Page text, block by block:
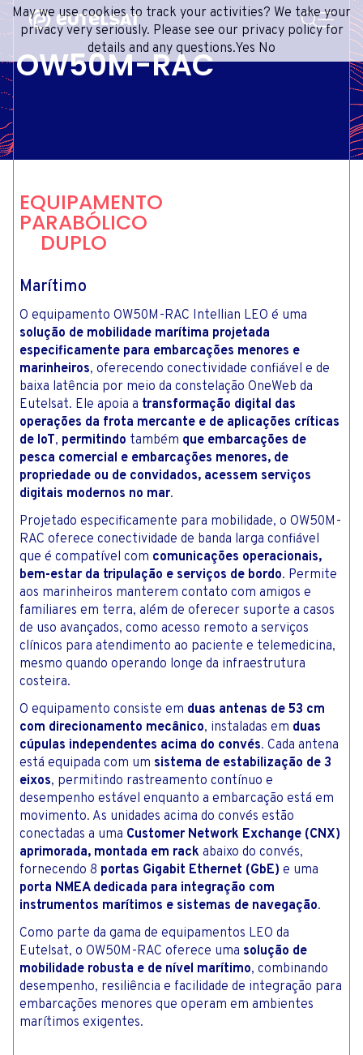
Content
Menu
Footer
SERVIÇOS DE SATÉLITE
MÍDIA
ENTRE EM CONTATO
EXTRANET
FRENCH
PESQUISA
OW50M-RAC
EQUIPAMENTO
PARABÓLICO
DUPLO
Marítimo
O equipamento OW50M-RAC Intellian LEO é uma
solução de mobilidade marítima projetada
especificamente para embarcações menores e
marinheiros, oferecendo conectividade confiável e de
baixa latência por meio da constelação OneWeb da
Eutelsat. Ele apoia a transformação digital das
operações da frota mercante e de aplicações críticas
de IoT, permitindo também que embarcações de
pesca comercial e embarcações menores, de
propriedade ou de convidados, acessem serviços
digitais modernos no mar.
Projetado especificamente para mobilidade, o OW50M-
RAC oferece conectividade de banda larga confiável
que é compatível com comunicações operacionais,
bem-estar da tripulação e serviços de bordo. Permite
aos marinheiros manterem contato com amigos e
familiares em terra, além de oferecer suporte a casos
de uso avançados, como acesso remoto a serviços
clínicos para atendimento ao paciente e telemedicina,
mesmo quando operando longe da infraestrutura
costeira.
O equipamento consiste em duas antenas de 53 cm
com direcionamento mecânico, instaladas em duas
cúpulas independentes acima do convés. Cada antena
está equipada com um sistema de estabilização de 3
eixos, permitindo rastreamento contínuo e
desempenho estável enquanto a embarcação está em
movimento. As unidades acima do convés estão
conectadas a uma Customer Network Exchange (CNX)
aprimorada, montada em rack abaixo do convés,
fornecendo 8 portas Gigabit Ethernet (GbE) e uma
porta NMEA dedicada para integração com
instrumentos marítimos e sistemas de navegação.
Como parte da gama de equipamentos LEO da
Eutelsat, o OW50M-RAC oferece uma solução de
mobilidade robusta e de nível marítimo, combinando
desempenho, resiliência e facilidade de integração para
embarcações menores que operam em ambientes
marítimos exigentes.
May we use cookies to track your activities? We take your
privacy very seriously. Please see our privacy policy for
details and any questions.Yes No